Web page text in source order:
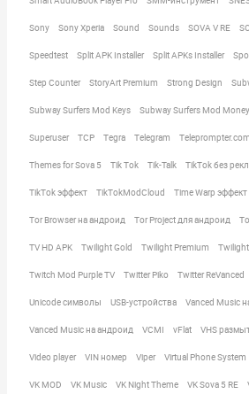
Sony Sony Xperia Sound Sounds SOVA V RE
Speedtest Split APK Installer Split APKs Installer
Step Counter StoryArt Premium Strong Design
Subway Surfers Mod Keys Subway Surfers Mod Money
Superuser TCP Tegra Telegram Teleprompter.com
Themes for Sova 5 Tik Tok Tik-Talk TikTok без
TikTok эффект TikTokModCloud Time Warp эффект
Tor Browser на андроид Tor Project для андроид
TV HD APK Twilight Gold Twilight Premium
Twitch Mod Purple TV Twitter Piko Twitter ReVanced
Unicode символы USB-устройства Vanced Music
Vanced Music на андроид VCMI vFlat VHS
Video player VIN номер Viper Virtual Phone System
VK MOD VK Music VK Night Theme VK Sova 5 RE